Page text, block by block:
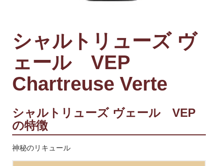
シャルトリューズ ヴ
ェール VEP
Chartreuse Verte
シャルトリューズ ヴェール VEP
の特徴
神秘のリキュール